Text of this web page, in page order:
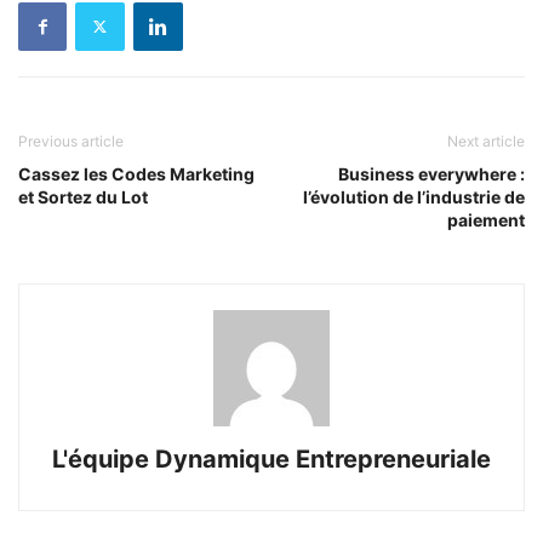
Previous article
Cassez les Codes Marketing
et Sortez du Lot
Next article
Business everywhere :
l’évolution de l’industrie de
paiement
L'équipe Dynamique Entrepreneuriale